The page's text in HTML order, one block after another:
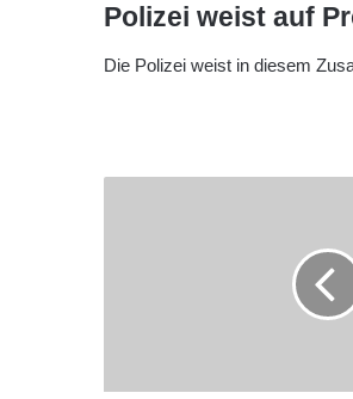
Polizei weist auf
Die Polizei weist in diesem